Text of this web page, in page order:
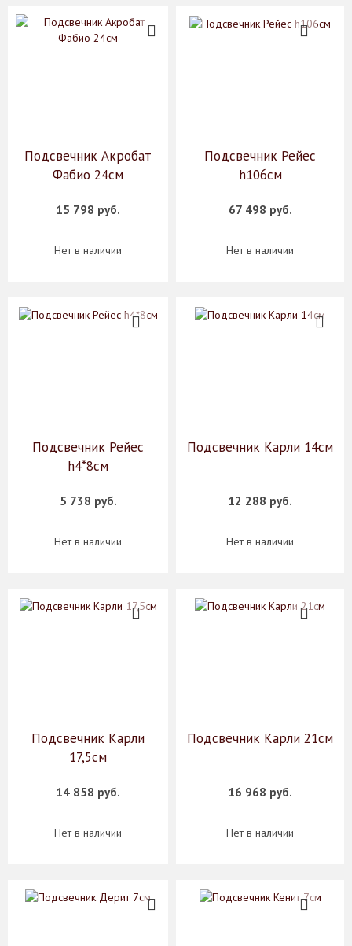
Подсвечник Акробат
Фабио 24см
15 798 руб.
Нет в наличии
Подсвечник Рейес
h106см
67 498 руб.
Нет в наличии
Подсвечник Рейес
h4*8см
5 738 руб.
Нет в наличии
Подсвечник Карли 14см
12 288 руб.
Нет в наличии
Подсвечник Карли
17,5см
14 858 руб.
Нет в наличии
Подсвечник Карли 21см
16 968 руб.
Нет в наличии